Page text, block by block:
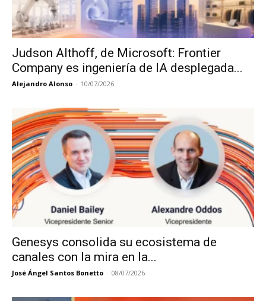
Judson Althoff, de Microsoft: Frontier
Company es ingeniería de IA desplegada...
Alejandro Alonso - 10/07/2026
Genesys consolida su ecosistema de
canales con la mira en la...
José Ángel Santos Bonetto - 08/07/2026